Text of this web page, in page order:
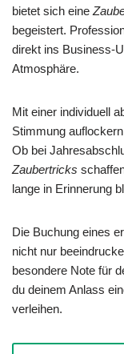
bietet sich eine
begeistert.
direkt ins Business-
Atmosphäre.
Mit einer individuell
Stimmung
Ob bei
Zaubertricks
lange in Erinnerung
Die Buchung eines
nicht nur
besondere Note für
du deinem Anlass
verleihen.